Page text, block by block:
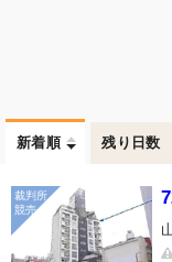
新着順 残り日数